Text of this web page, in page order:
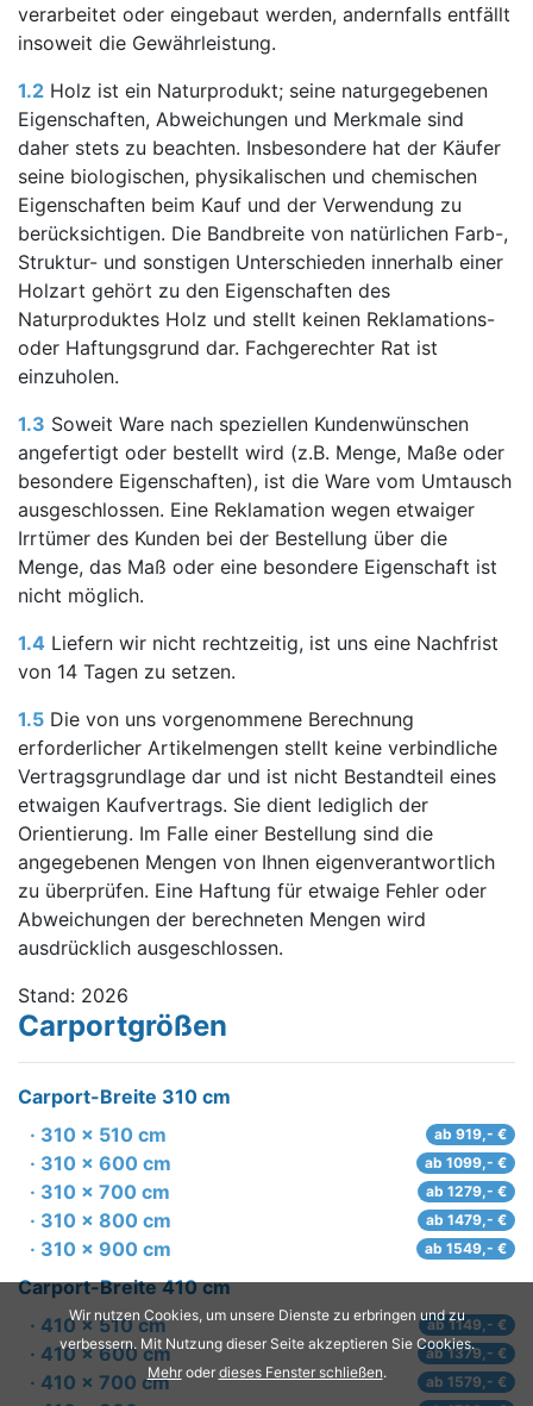
Carportgrößen
Carport-Breite 310 cm
· 310 x 510 cm
ab 919,- €
· 310 x 600 cm ab 1099,- €
· 310 x 700 cm ab 1279,- €
· 310 x 800 cm ab 1479,- €
· 310 x 900 cm ab 1549,- €
Carport-Breite 410 cm
· 410 x 510 cm
ab 1149,- €
· 410 x 600 cm ab 1379,- €
· 410 x 700 cm ab 1579,- €
verarbeitet oder eingebaut werden, andernfalls entfällt
insoweit die Gewährleistung.
1.2 Holz ist ein Naturprodukt; seine naturgegebenen
Eigenschaften, Abweichungen und Merkmale sind
daher stets zu beachten. Insbesondere hat der Käufer
seine biologischen, physikalischen und chemischen
Eigenschaften beim Kauf und der Verwendung zu
berücksichtigen. Die Bandbreite von natürlichen Farb-,
Struktur- und sonstigen Unterschieden innerhalb einer
Holzart gehört zu den Eigenschaften des
Naturproduktes Holz und stellt keinen Reklamations-
oder Haftungsgrund dar. Fachgerechter Rat ist
einzuholen.
1.3 Soweit Ware nach speziellen Kundenwünschen
angefertigt oder bestellt wird (z.B. Menge, Maße oder
besondere Eigenschaften), ist die Ware vom Umtausch
ausgeschlossen. Eine Reklamation wegen etwaiger
Irrtümer des Kunden bei der Bestellung über die
Menge, das Maß oder eine besondere Eigenschaft ist
nicht möglich.
1.4 Liefern wir nicht rechtzeitig, ist uns eine Nachfrist
von 14 Tagen zu setzen.
1.5 Die von uns vorgenommene Berechnung
erforderlicher Artikelmengen stellt keine verbindliche
Vertragsgrundlage dar und ist nicht Bestandteil eines
etwaigen Kaufvertrags. Sie dient lediglich der
Orientierung. Im Falle einer Bestellung sind die
angegebenen Mengen von Ihnen eigenverantwortlich
zu überprüfen. Eine Haftung für etwaige Fehler oder
Abweichungen der berechneten Mengen wird
ausdrücklich ausgeschlossen.
Stand: 2026
Wir nutzen Cookies, um unsere Dienste zu erbringen und zu
verbessern. Mit Nutzung dieser Seite akzeptieren Sie Cookies.
Mehroder dieses Fenster schließen.